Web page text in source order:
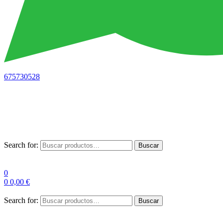
675730528
Search for: Buscar
0
0 0,00 €
Search for: Buscar